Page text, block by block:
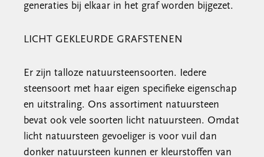
generaties bij elkaar in het graf worden bijgezet.
LICHT GEKLEURDE GRAFSTENEN
Er zijn talloze natuursteensoorten. Iedere
steensoort met haar eigen specifieke eigenschap
en uitstraling. Ons assortiment natuursteen
bevat ook vele soorten licht natuursteen. Omdat
licht natuursteen gevoeliger is voor vuil dan
donker natuursteen kunnen er kleurstoffen van